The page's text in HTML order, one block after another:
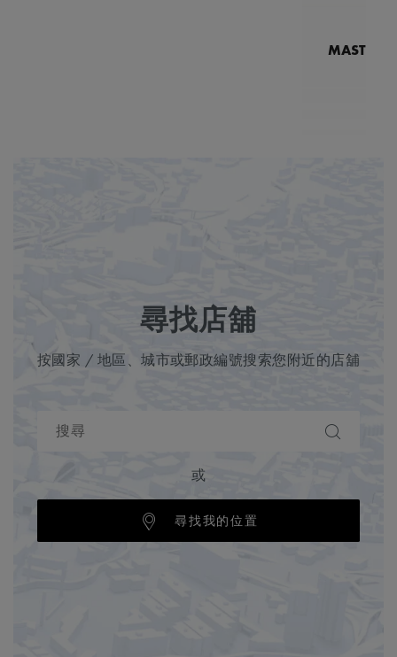
尋找店舖
按國家 / 地區、城市或郵政編號搜索您附近的店舖
或
尋找我的位置